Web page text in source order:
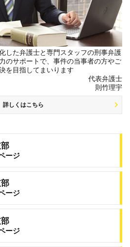
した弁護士と専門スタッフの刑事弁護
のサポートで、事件の当事者の方やご
を目指してまいります
代表弁護士
則竹理宇
詳しくはこちら
ージ
ージ
ージ